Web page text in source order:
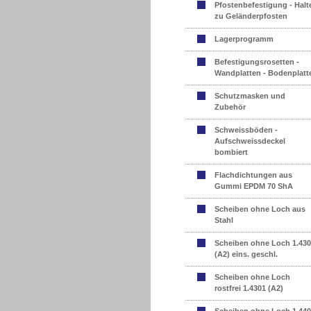
Pfostenbefestigung -
zu Geländerpfosten
Lagerprogramm
Befestigungsrosetten -
Wandplatten -
Schutzmasken und
Zubehör
Schweissböden -
Aufschweissdeckel
bombiert
Flachdichtungen aus
Gummi EPDM 70 ShA
Scheiben ohne Loch aus
Stahl
Scheiben ohne Loch
(A2) eins. geschl.
Scheiben ohne Loch
rostfrei 1.4301 (A2)